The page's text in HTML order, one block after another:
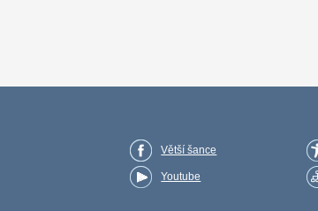
Větší šance
Youtube